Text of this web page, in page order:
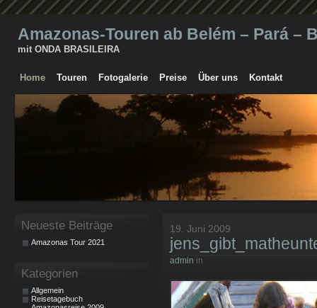
Amazonas-Touren ab Belém – Pará –
mit ONDA BRASILEIRA
Home Touren Fotogalerie Preise Über uns Kontakt
19. Juni 2009
admin in
Neueste Beiträge
Amazonas Tour 2021
Kategorien
Allgemein
Reisetagebuch